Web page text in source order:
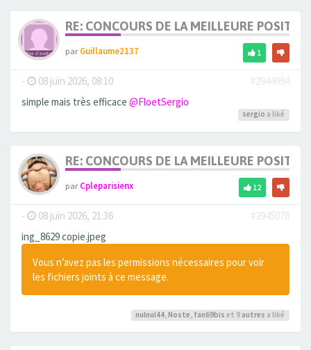
RE: CONCOURS DE LA MEILLEURE
parGuillaume2137 1
- 08 juin 2026, 08:10
#2944994
simple mais très efficace @FloetSergio
sergio a liké
RE: CONCOURS DE LA MEILLEURE
parCpleparisienx 12
- 08 juin 2026, 21:36
#2945078
ing_8629 copie.jpeg
Vous n’avez pas les permissions nécessaires pour voir
les fichiers joints à ce message.
nulnul44, Noste, fan69bis et 9 autres a liké